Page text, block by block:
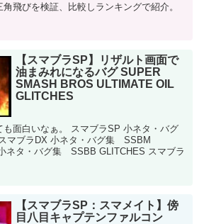
飛びを検証、比較しランキングで紹介。
【スマブラSP】リザルト画面で
油まみれになるバグ SUPER
SMASH BROS ULTIMATE OIL
GLITCHES
も面白いなぁ。 スマブラSP 小ネタ・バグ
マブラDX 小ネタ・バグ集 SSBM
ネタ・バグ集 SSBB GLITCHES スマブラ
【スマブラSP：スマメイト】傍
目八目キャプテンファルコン